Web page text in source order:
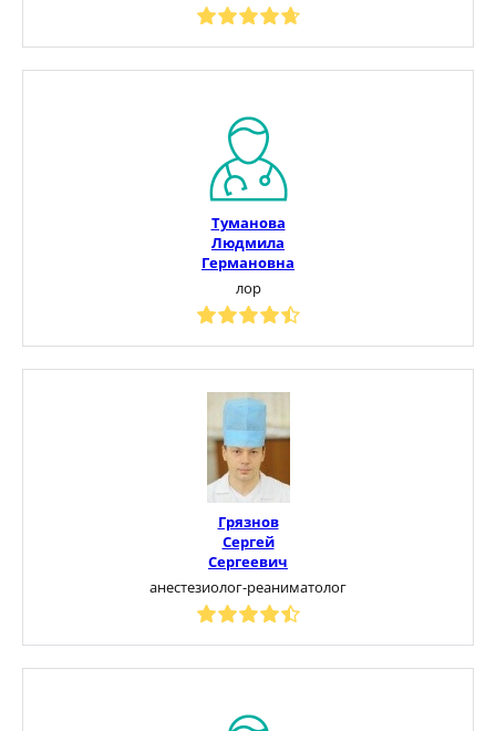
Туманова
Людмила
Германовна
лор
Грязнов
Сергей
Сергеевич
анестезиолог-реаниматолог